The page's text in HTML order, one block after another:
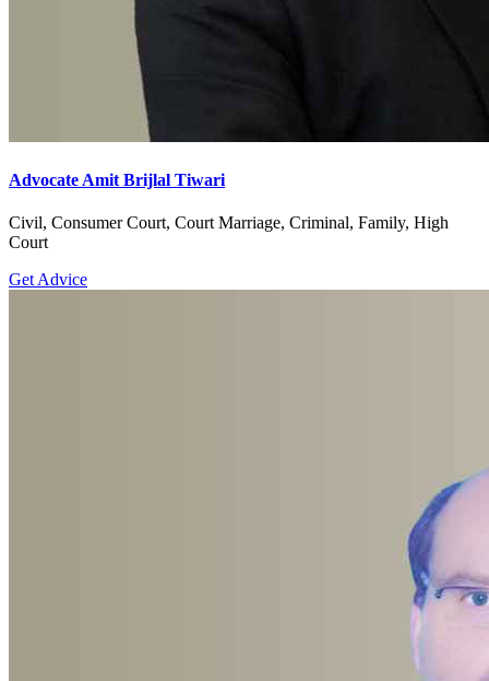
Advocate Amit Brijlal Tiwari
Civil, Consumer Court, Court Marriage, Criminal, Family, High
Court
Get Advice